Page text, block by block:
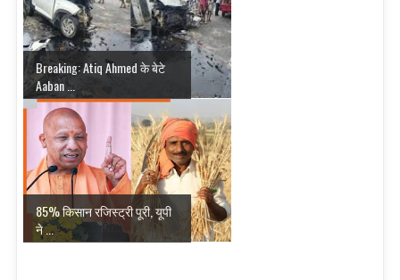
Breaking: Atiq Ahmed के बेटे
Aaban ...
85% किसान रजिस्ट्री पूरी, यूपी
ने ...